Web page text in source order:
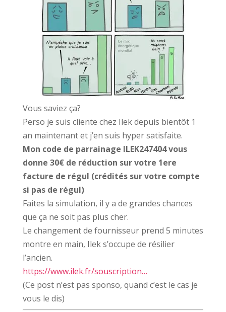
Vous saviez ça?
Perso je suis cliente chez Ilek depuis bientôt 1
an maintenant et j’en suis hyper satisfaite.
Mon code de parrainage ILEK247404 vous
donne 30€ de réduction sur votre 1ere
facture de régul (crédités sur votre compte
si pas de régul)
Faites la simulation, il y a de grandes chances
que ça ne soit pas plus cher.
Le changement de fournisseur prend 5 minutes
montre en main, Ilek s’occupe de résilier
l’ancien.
https://www.ilek.fr/souscription…
(Ce post n’est pas sponso, quand c’est le cas je
vous le dis)